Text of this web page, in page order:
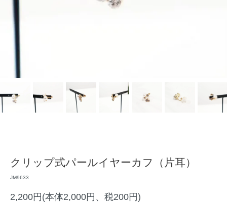
クリップ式パールイヤーカフ（片耳）
JM9633
2,200円(本体2,000円、税200円)